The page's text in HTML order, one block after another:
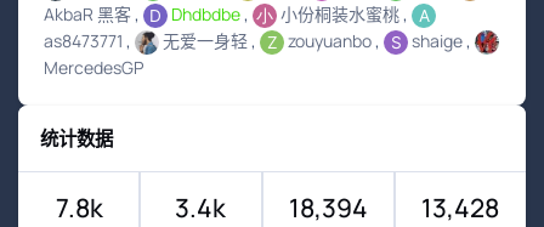
AkbaR 黑客
Dhdbdbe
小份桐装水蜜桃
as8473771
无爱一身轻 zouyuanbo
shaige
MercedesGP
统计数据
7.8k 3.4k 18,394 13,428